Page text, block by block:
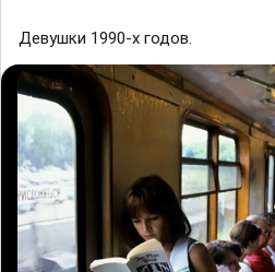
Девушки 1990-х годов.